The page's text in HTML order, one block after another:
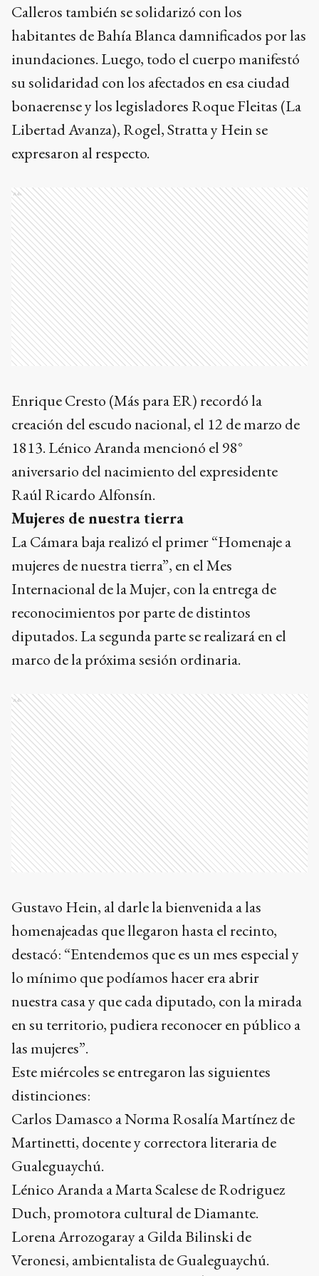
Calleros también se solidarizó con los
habitantes de Bahía Blanca damnificados por las
inundaciones. Luego, todo el cuerpo manifestó
su solidaridad con los afectados en esa ciudad
bonaerense y los legisladores Roque Fleitas (La
Libertad Avanza), Rogel, Stratta y Hein se
expresaron al respecto.
Ads
Enrique Cresto (Más para ER) recordó la
creación del escudo nacional, el 12 de marzo de
1813. Lénico Aranda mencionó el 98°
aniversario del nacimiento del expresidente
Raúl Ricardo Alfonsín.
Mujeres de nuestra tierra
La Cámara baja realizó el primer “Homenaje a
mujeres de nuestra tierra”, en el Mes
Internacional de la Mujer, con la entrega de
reconocimientos por parte de distintos
diputados. La segunda parte se realizará en el
marco de la próxima sesión ordinaria.
Ads
Gustavo Hein, al darle la bienvenida a las
homenajeadas que llegaron hasta el recinto,
destacó: “Entendemos que es un mes especial y
lo mínimo que podíamos hacer era abrir
nuestra casa y que cada diputado, con la mirada
en su territorio, pudiera reconocer en público a
las mujeres”.
Este miércoles se entregaron las siguientes
distinciones:
Carlos Damasco a Norma Rosalía Martínez de
Martinetti, docente y correctora literaria de
Gualeguaychú.
Lénico Aranda a Marta Scalese de Rodriguez
Duch, promotora cultural de Diamante.
Lorena Arrozogaray a Gilda Bilinski de
Veronesi, ambientalista de Gualeguaychú.